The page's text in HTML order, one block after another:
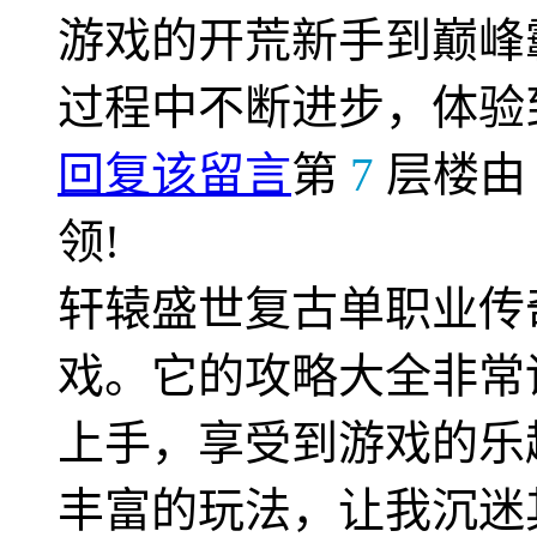
游戏的开荒新手到巅
过程中不断进步，体
回复该留言第 7 层楼由
领!
轩辕盛世复古单职业
戏。它的攻略大全非
上手，享受到游戏的
丰富的玩法，让我沉